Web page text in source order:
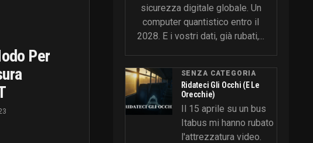
Per
sicurezza digitale globale. Un
computer quantistico entro il
2028. E i vostri dati, già rubati,...
SENZA CATEGORIA
Ridateci Gli Occhi (e Le
Orecchie)
Il 15 aprile su un bus
Itabus mi hanno rubato
l'attrezzatura video.